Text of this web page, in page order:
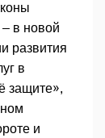
в новой
развития
в
защите»,
и